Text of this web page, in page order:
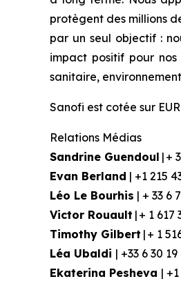
protègent des millions
par un seul objectif :
impact positif pour
sanitaire,
Sanofi est cotée sur
Relations Médias
Sandrine Guendoul | +
Evan Berland | +1 215
Léo Le Bourhis | + 33 6
Victor Rouault | + 1 617
Timothy Gilbert | + 1
Léa Ubaldi | +33 6 30
Ekaterina Pesheva |